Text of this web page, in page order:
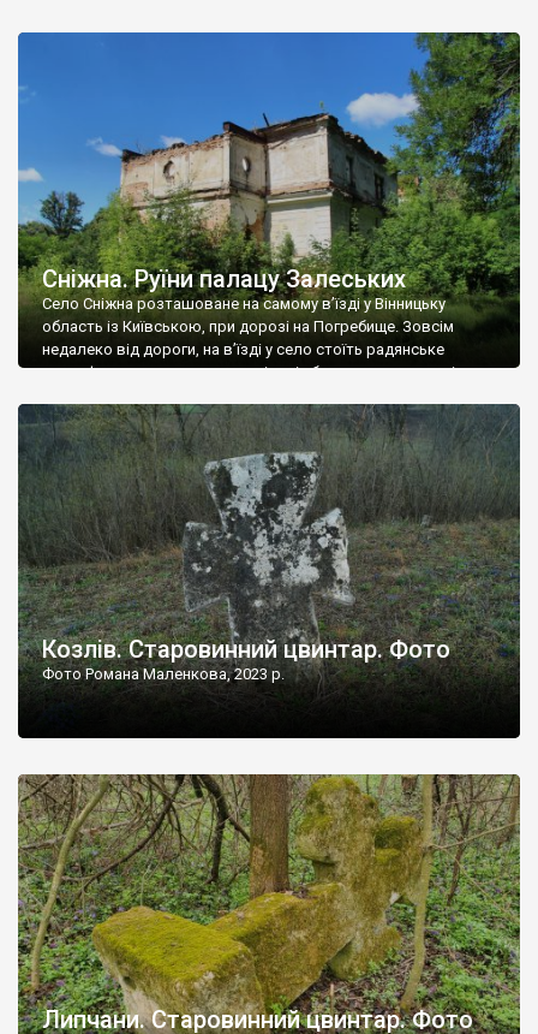
Наддністрянське відрізняється від більшості навколишніх
сіл. У селі є мурована Михайлівська церква. Точної дати […]
Сніжна. Руїни палацу Залеських
Село Сніжна розташоване на самому в’їзді у Вінницьку
область із Київською, при дорозі на Погребище. Зовсім
недалеко від дороги, на в’їзді у село стоїть радянське
рельєфне пано, яке показує жінку і яблуню, а трохи далі, десь
не видно, але видно дві стареньких колії у траві – […]
Козлів. Старовинний цвинтар. Фото
Фото Романа Маленкова, 2023 р.
Липчани. Старовинний цвинтар. Фото